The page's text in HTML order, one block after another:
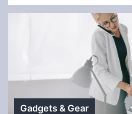
Gadgets & Gear